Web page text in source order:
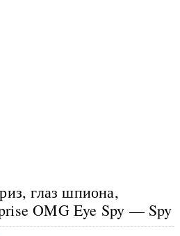
глаз шпиона,
OMG Eye Spy — Spy